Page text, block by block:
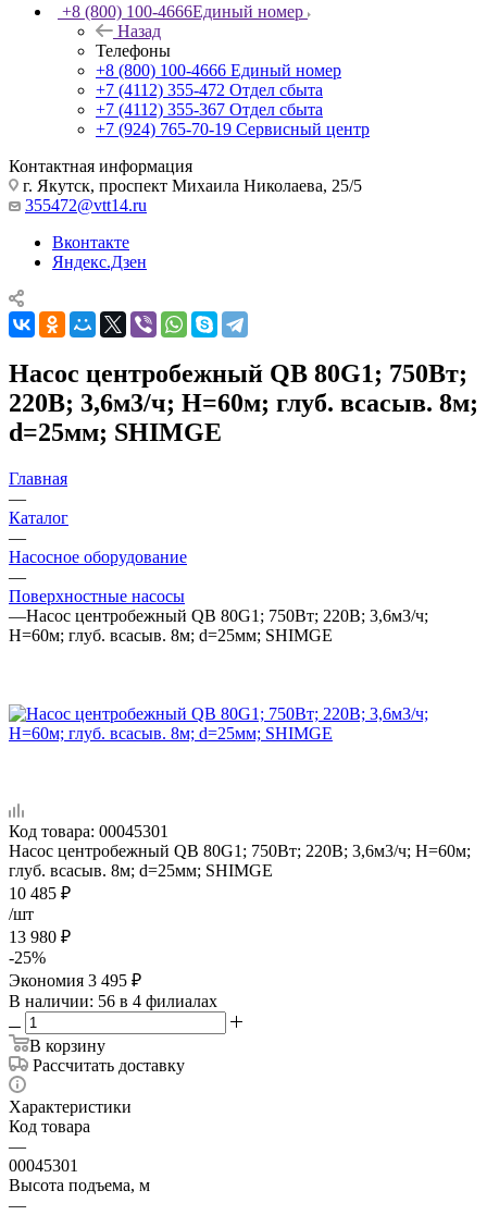
+8 (800) 100-4666Единый номер
Назад
Телефоны
+8 (800) 100-4666 Единый номер
+7 (4112) 355-472 Отдел сбыта
+7 (4112) 355-367 Отдел сбыта
+7 (924) 765-70-19 Сервисный центр
Контактная информация
г. Якутск, проспект Михаила Николаева, 25/5
355472@vtt14.ru
Вконтакте
Яндекс.Дзен
Насос центробежный QB 80G1; 750Вт;
220В; 3,6м3/ч; Н=60м; глуб. всасыв. 8м;
d=25мм; SHIMGE
Главная
—
Каталог
—
Насосное оборудование
—
Поверхностные насосы
—Насос центробежный QB 80G1; 750Вт; 220В; 3,6м3/ч;
Н=60м; глуб. всасыв. 8м; d=25мм; SHIMGE
Код товара: 00045301
Насос центробежный QB 80G1; 750Вт; 220В; 3,6м3/ч; Н=60м;
глуб. всасыв. 8м; d=25мм; SHIMGE
10 485 ₽
/шт
13 980 ₽
-25%
Экономия 3 495 ₽
В наличии: 56 в 4 филиалах
В корзину
Рассчитать доставку
Характеристики
Код товара
—
00045301
Высота подъема, м
—